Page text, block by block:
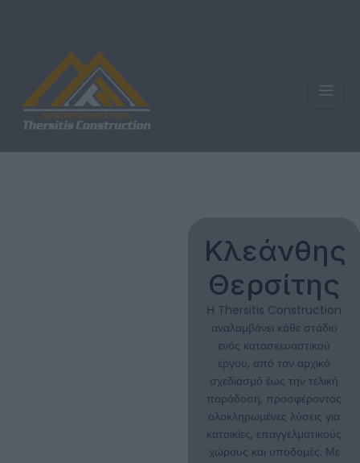
Κλεάνθης
Θερσίτης
Η Thersitis Construction
αναλαμβάνει κάθε στάδιο
ενός κατασκευαστικού
έργου, από τον αρχικό
σχεδιασμό έως την τελική
παράδοση, προσφέροντας
ολοκληρωμένες λύσεις για
κατοικίες, επαγγελματικούς
χώρους και υποδομές. Με